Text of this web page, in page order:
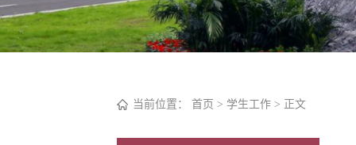
当前位置： 首页 > 学生工作> 正文